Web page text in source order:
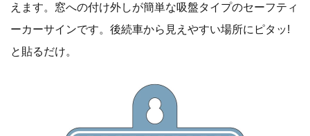
えます。窓への付け外しが簡単な吸盤タイプのセーフティ
ーカーサインです。後続車から見えやすい場所にピタッ!
と貼るだけ。